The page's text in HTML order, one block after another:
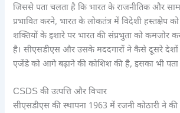
जिससे पता चलता है कि भारत के राजनीतिक और
प्रभावित करने, भारत के लोकतंत्र में विदेशी हस्तक्षेप
शक्तियों के इशारे पर भारत की संप्रभुता को कमजोर
है। सीएसडीएस और उसके मददगारों ने कैसे दूसरे देशों
एजेंडे को आगे बढ़ाने की कोशिश की है, इसका भी पता
CSDS की उत्पत्ति और विचार
सीएसडीएस की स्थापना 1963 में रजनी कोठारी ने की